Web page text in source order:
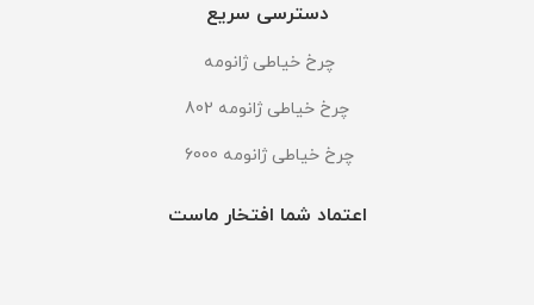
دسترسی سریع
چرخ خیاطی ژانومه
چرخ خیاطی ژانومه 802
چرخ خیاطی ژانومه 6000
اعتماد شما افتخار ماست